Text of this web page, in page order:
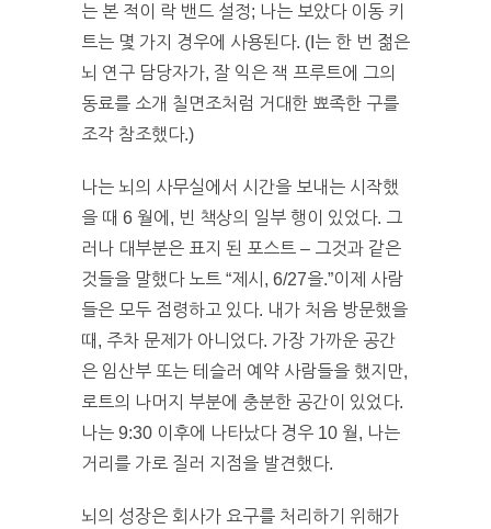
는 본 적이 락 밴드 설정; 나는 보았다 이동 키
트는 몇 가지 경우에 사용된다. (I는 한 번 젊은
뇌 연구 담당자가, 잘 익은 잭 프루트에 그의
동료를 소개 칠면조처럼 거대한 뾰족한 구를
조각 참조했다.)
나는 뇌의 사무실에서 시간을 보내는 시작했
을 때 6 월에, 빈 책상의 일부 행이 있었다. 그
러나 대부분은 표지 된 포스트 – 그것과 같은
것들을 말했다 노트 “제시, 6/27을.”이제 사람
들은 모두 점령하고 있다. 내가 처음 방문했을
때, 주차 문제가 아니었다. 가장 가까운 공간
은 임산부 또는 테슬러 예약 사람들을 했지만,
로트의 나머지 부분에 충분한 공간이 있었다.
나는 9:30 이후에 나타났다 경우 10 월, 나는
거리를 가로 질러 지점을 발견했다.
뇌의 성장은 회사가 요구를 처리하기 위해가